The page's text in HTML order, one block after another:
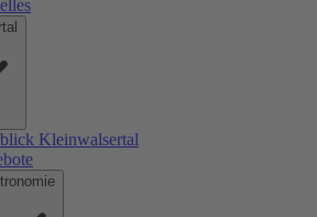
Kleinwalsertal